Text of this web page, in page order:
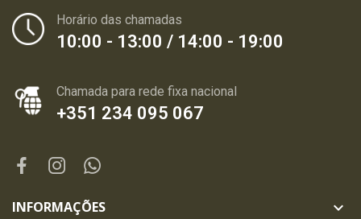
Horário das chamadas
10:00 - 13:00 / 14:00 - 19:00
Chamada para rede fixa nacional
+351 234 095 067
INFORMAÇÕES 